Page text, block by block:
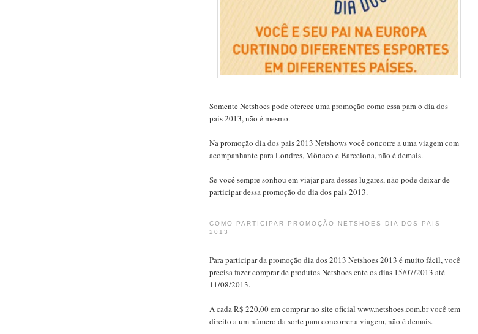
Somente Netshoes pode oferece uma promoção como essa para o dia dos
pais 2013, não é mesmo.
Na promoção dia dos pais 2013 Netshows você concorre a uma viagem com
acompanhante para Londres, Mônaco e Barcelona, não é demais.
Se você sempre sonhou em viajar para desses lugares, não pode deixar de
participar dessa promoção do dia dos pais 2013.
COMO PARTICIPAR PROMOÇÃO NETSHOES DIA DOS PAIS
2013
Para participar da promoção dia dos 2013 Netshoes 2013 é muito fácil, você
precisa fazer comprar de produtos Netshoes ente os dias 15/07/2013 até
11/08/2013.
A cada R$ 220,00 em comprar no site oficial www.netshoes.com.br você tem
direito a um número da sorte para concorrer a viagem, não é demais.